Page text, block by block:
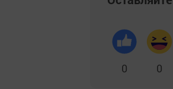
0 0